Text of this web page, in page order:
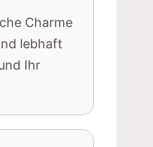
Charme
lebhaft
Ihr